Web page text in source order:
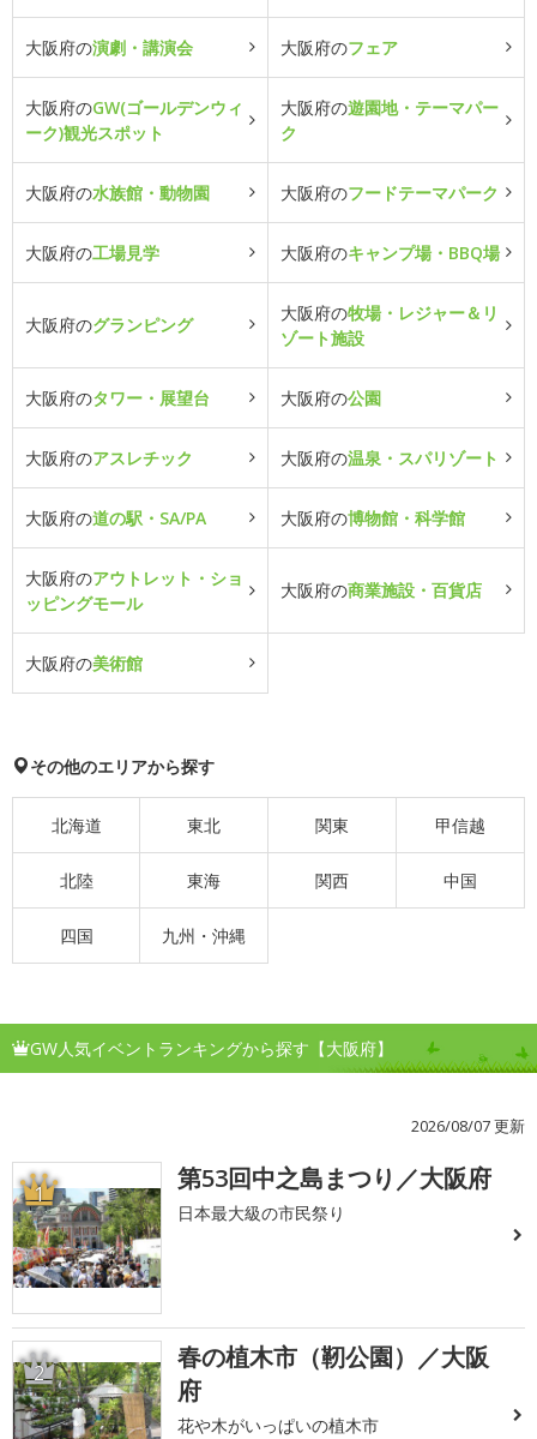
大阪府の演劇・講演会 大阪府のフェア
大阪府のGW(ゴールデンウィ
ーク)観光スポット
大阪府の遊園地・テーマパー
ク
大阪府の水族館・動物園 大阪府のフードテーマパーク
大阪府の工場見学 大阪府のキャンプ場・BBQ場
大阪府のグランピング
大阪府の牧場・レジャー＆リ
ゾート施設
大阪府のタワー・展望台 大阪府の公園
大阪府のアスレチック 大阪府の温泉・スパリゾート
大阪府の道の駅・SA/PA 大阪府の博物館・科学館
大阪府のアウトレット・ショ
ッピングモール
大阪府の商業施設・百貨店
大阪府の美術館
その他のエリアから探す
北海道 東北 関東 甲信越
北陸 東海 関西 中国
四国 九州・沖縄
GW人気イベントランキングから探す【大阪府】
2026/08/07 更新
1 第53回中之島まつり／大阪府
日本最大級の市民祭り
2
春の植木市（靭公園）／大阪
府
花や木がいっぱいの植木市